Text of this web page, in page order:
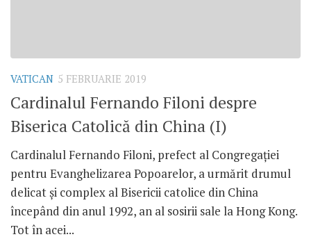
VATICAN 5 FEBRUARIE 2019
Cardinalul Fernando Filoni despre
Biserica Catolică din China (I)
Cardinalul Fernando Filoni, prefect al Congregației
pentru Evanghelizarea Popoarelor, a urmărit drumul
delicat și complex al Bisericii catolice din China
începând din anul 1992, an al sosirii sale la Hong Kong.
Tot în acei...